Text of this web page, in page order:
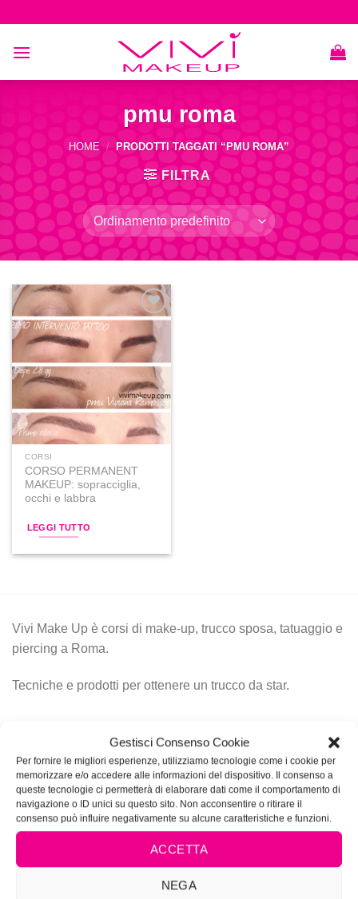
Gestisci Consenso Cookie
Per fornire le migliori esperienze, utilizziamo tecnologie come i cookie per
memorizzare e/o accedere alle informazioni del dispositivo. Il consenso a
queste tecnologie ci permetterà di elaborare dati come il comportamento di
navigazione o ID unici su questo sito. Non acconsentire o ritirare il
consenso può influire negativamente su alcune caratteristiche e funzioni.
ACCETTA
NEGA
content
pmu roma
HOME / PRODOTTI TAGGATI “PMU ROMA”
FILTRA
Aggiungi
alla lista
dei
desideri
CORSI
CORSO PERMANENT
MAKEUP: sopracciglia,
occhi e labbra
LEGGI TUTTO
Vivi Make Up è corsi di make-up, trucco sposa, tatuaggio e
piercing a Roma.
Tecniche e prodotti per ottenere un trucco da star.
VIVIMAKEUP ACADEMY
Corsi di tatuaggio e piercing autorizzati dalla Regione
Lazio Determinazione N.G04285
La prima Academy per lookmakers dal 1996